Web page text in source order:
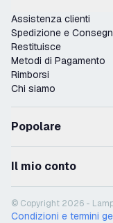
Assistenza clienti
Spedizione e
Restituisce
Metodi di Pagamento
Rimborsi
Chi siamo
Popolare
Il mio conto
© Copyright 2026 -
Condizioni e termini